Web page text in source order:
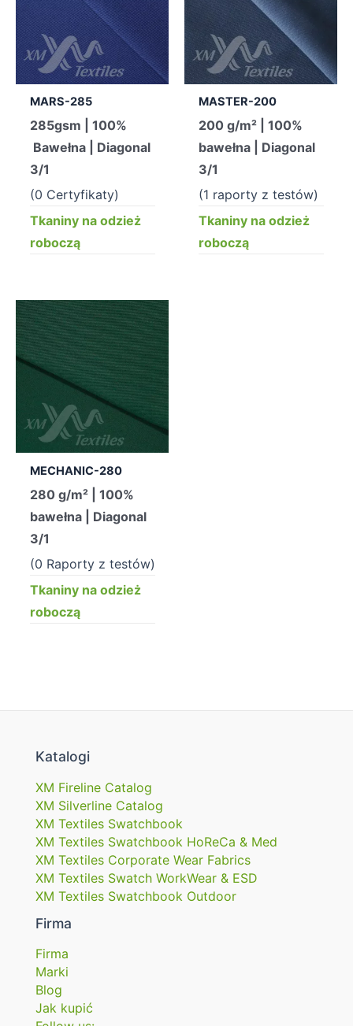
MARS-285
285gsm | 100%
Bawełna | Diagonal
3/1
(0 Certyfikaty)
Tkaniny na odzież
roboczą
MASTER-200
200 g/m² | 100%
bawełna | Diagonal
3/1
(1 raporty z testów)
Tkaniny na odzież
roboczą
MECHANIC-280
280 g/m² | 100%
bawełna | Diagonal
3/1
(0 Raporty z testów)
Tkaniny na odzież
roboczą
Katalogi
XM Fireline Catalog
XM Silverline Catalog
XM Textiles Swatchbook
XM Textiles Swatchbook HoReCa & Med
XM Textiles Corporate Wear Fabrics
XM Textiles Swatch WorkWear & ESD
XM Textiles Swatchbook Outdoor
Firma
Firma
Marki
Blog
Jak kupić